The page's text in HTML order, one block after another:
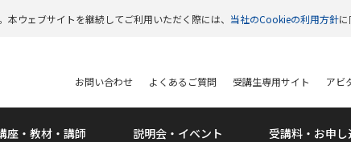
ウェブサイトを継続してご利用いただく際には、 当社のCookieの利用方針
座・教材・講師 説明会・ イベント 受講料・ お申
お問い合わせ よくあるご質問 受講生専用サイト アビ